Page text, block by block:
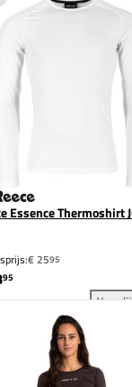
Heren toevoegen aan
Essence Thermoshirt
€ 2595
95